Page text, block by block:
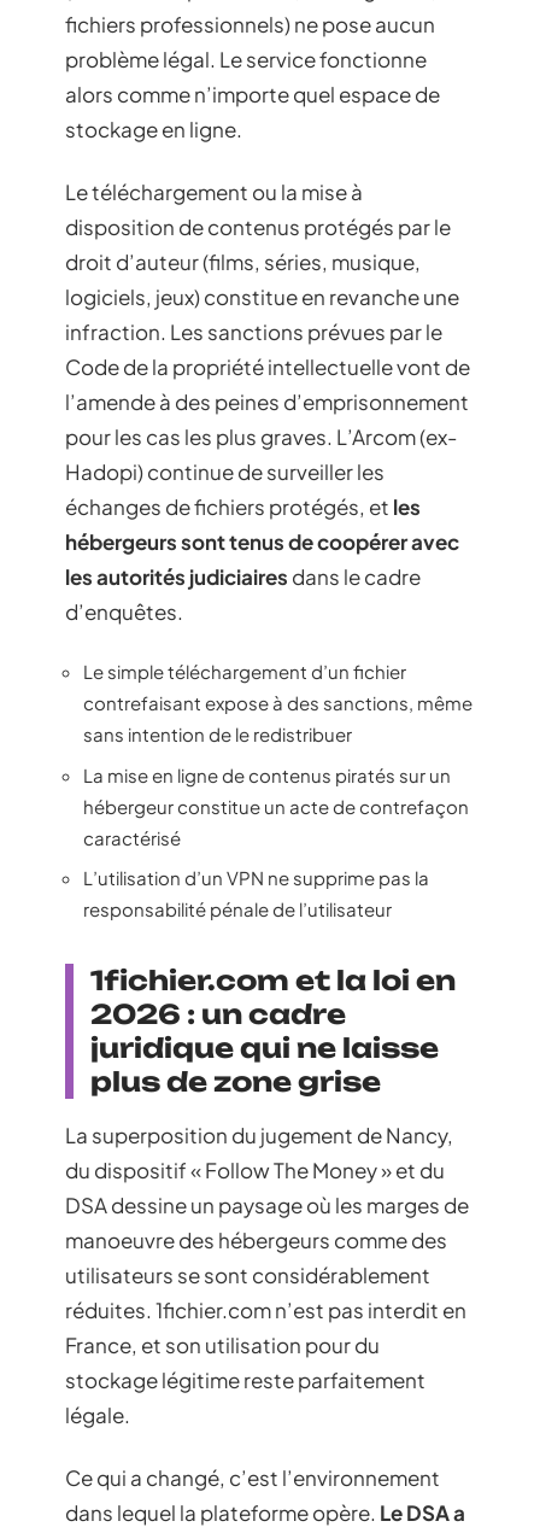
fichiers professionnels) ne pose aucun
problème légal. Le service fonctionne
alors comme n’importe quel espace de
stockage en ligne.
Le téléchargement ou la mise à
disposition de contenus protégés par le
droit d’auteur (films, séries, musique,
logiciels, jeux) constitue en revanche une
infraction. Les sanctions prévues par le
Code de la propriété intellectuelle vont de
l’amende à des peines d’emprisonnement
pour les cas les plus graves. L’Arcom (ex-
Hadopi) continue de surveiller les
échanges de fichiers protégés, et les
hébergeurs sont tenus de coopérer avec
les autorités judiciaires dans le cadre
d’enquêtes.
Le simple téléchargement d’un fichier
contrefaisant expose à des sanctions, même
sans intention de le redistribuer
La mise en ligne de contenus piratés sur un
hébergeur constitue un acte de contrefaçon
caractérisé
L’utilisation d’un VPN ne supprime pas la
responsabilité pénale de l’utilisateur
1fichier.com et la loi en
2026 : un cadre
juridique qui ne laisse
plus de zone grise
La superposition du jugement de Nancy,
du dispositif « Follow The Money » et du
DSA dessine un paysage où les marges de
manoeuvre des hébergeurs comme des
utilisateurs se sont considérablement
réduites. 1fichier.com n’est pas interdit en
France, et son utilisation pour du
stockage légitime reste parfaitement
légale.
Ce qui a changé, c’est l’environnement
dans lequel la plateforme opère. Le DSA a